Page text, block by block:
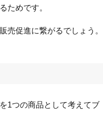
ためです。
売促進に繋がるでしょう。
1つの商品として考えてブ